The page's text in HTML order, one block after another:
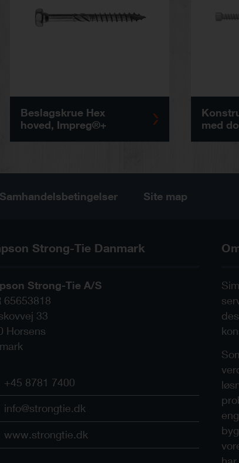
Beslagskrue Hex
hoved, Impreg®+
med
Samhandelsbetingelser Site map
Strong-Tie Danmark
Strong-Tie A/S
65653818
33
Horsens
+45 8781 7400
info@strongtie.dk
www.strongtie.dk